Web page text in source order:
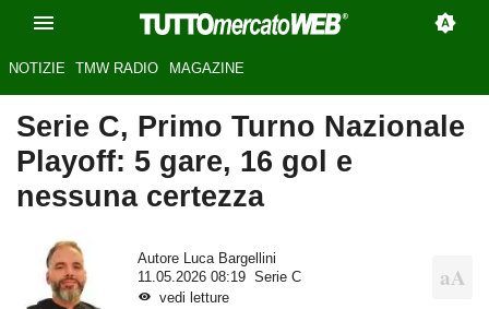
NOTIZIE TMW RADIO MAGAZINE
Serie C, Primo Turno Nazionale
Playoff: 5 gare, 16 gol e
nessuna certezza
Autore Luca Bargellini
11.05.2026 08:19
Serie C
vedi letture